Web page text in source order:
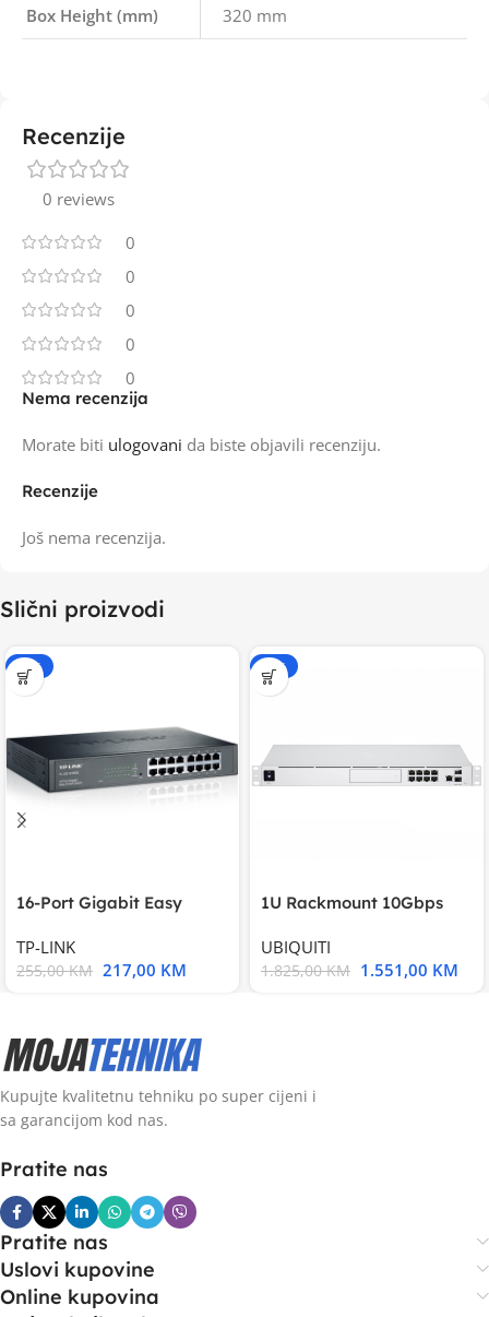
Box Height (mm) 320 mm
Recenzije
0 reviews
0
0
0
0
0
Recenzije
Još nema recenzija.
Nema recenzija
Morate biti ulogovani da biste objavili recenziju.
Slični proizvodi
-15%
16-Port Gigabit Easy
TP-LINK
255,00KM 217,00 KM
-15%
1U Rackmount 10Gbps
UBIQUITI
1.825,00KM 1.551,00 KM
Kupujte kvalitetnu tehniku po super cijeni i
sa garancijom kod nas.
Pratite nas
Pratite nas
Uslovi kupovine
Online kupovina